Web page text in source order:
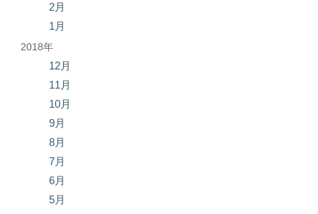
2月
1月
2018年
12月
11月
10月
9月
8月
7月
6月
5月